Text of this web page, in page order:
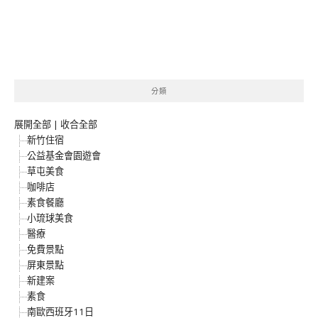
分類
展開全部 | 收合全部
新竹住宿
公益基金會園遊會
草屯美食
咖啡店
素食餐廳
小琉球美食
醫療
免費景點
屏東景點
新建案
素食
南歐西班牙11日